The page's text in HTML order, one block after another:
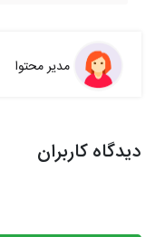
مدیر محتوا
دیدگاه کاربران